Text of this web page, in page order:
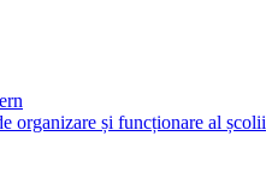
organizare și funcționare al școlii